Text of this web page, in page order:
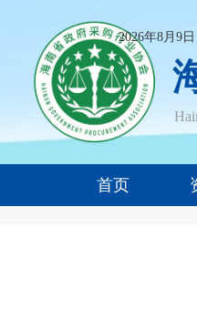
2026年8月9
首页